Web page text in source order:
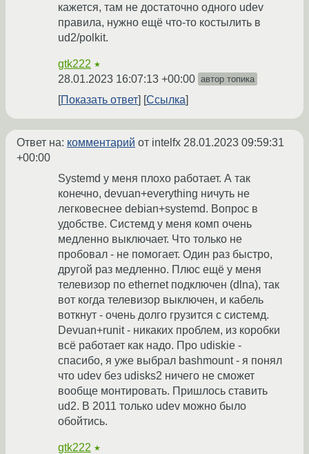
кажется, там не достаточно одного udev
правила, нужно ещё что-то костылить в
ud2/polkit.
gtk222 ★
28.01.2023 16:07:13 +00:00 автор топика
Показать ответ Ссылка
Ответ на: комментарий от intelfx 28.01.2023 09:59:31
+00:00
Systemd у меня плохо работает. А так
конечно, devuan+everything ничуть не
легковеснее debian+systemd. Вопрос в
удобстве. Системд у меня комп очень
медленно выключает. Что только не
пробовал - не помогает. Один раз быстро,
другой раз медленно. Плюс ещё у меня
телевизор по ethernet подключен (dlna), так
вот когда телевизор выключен, и кабель
воткнут - очень долго грузится с системд.
Devuan+runit - никаких проблем, из коробки
всё работает как надо. Про udiskie -
спасибо, я уже выбрал bashmount - я понял
что udev без udisks2 ничего не сможет
вообще монтировать. Пришлось ставить
ud2. В 2011 только udev можно было
обойтись.
gtk222 ★